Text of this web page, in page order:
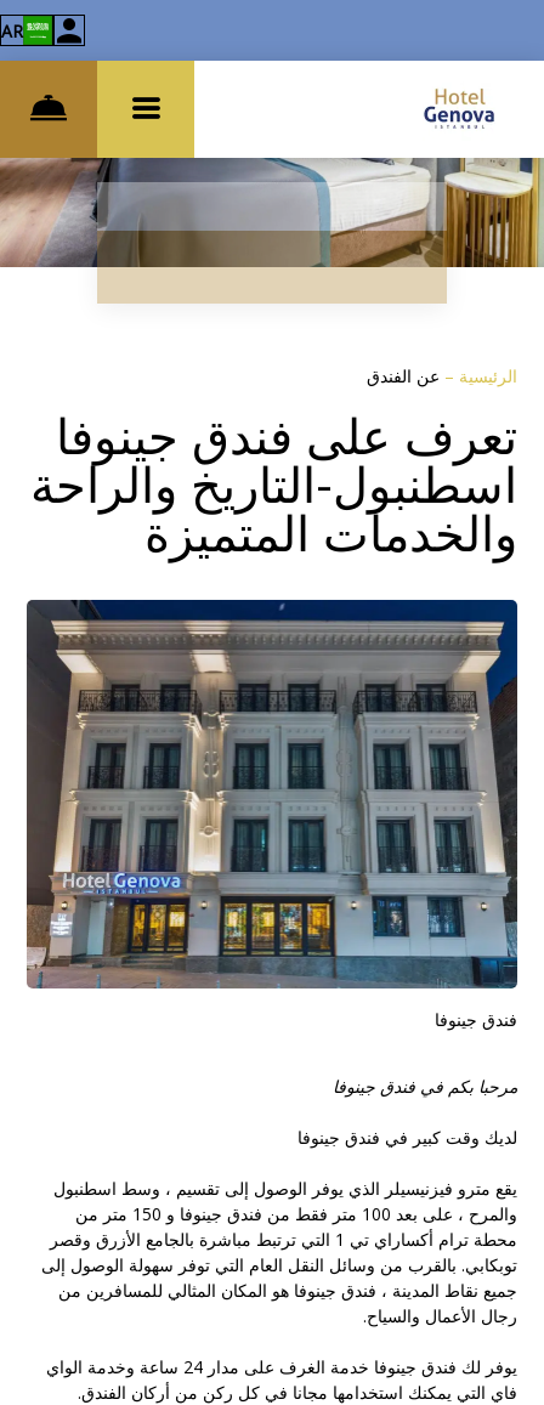
AR
الرئيسية – عن الفندق
تعرف على فندق جينوفا
اسطنبول-التاريخ والراحة
والخدمات المتميزة
فندق جينوفا
مرحبا بكم في فندق جينوفا
لديك وقت كبير في فندق جينوفا
يقع مترو فيزنيسيلر الذي يوفر الوصول إلى تقسيم ، وسط اسطنبول
والمرح ، على بعد 100 متر فقط من فندق جينوفا و 150 متر من
محطة ترام أكساراي تي 1 التي ترتبط مباشرة بالجامع الأزرق وقصر
توبكابي. بالقرب من وسائل النقل العام التي توفر سهولة الوصول إلى
جميع نقاط المدينة ، فندق جينوفا هو المكان المثالي للمسافرين من
رجال الأعمال والسياح.
يوفر لك فندق جينوفا خدمة الغرف على مدار 24 ساعة وخدمة الواي
فاي التي يمكنك استخدامها مجانا في كل ركن من أركان الفندق.